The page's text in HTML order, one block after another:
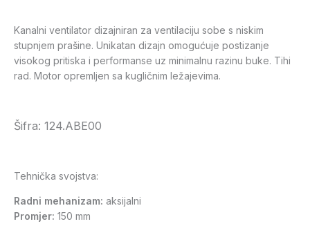
Kanalni ventilator dizajniran za ventilaciju sobe s niskim
stupnjem prašine. Unikatan dizajn omogućuje postizanje
visokog pritiska i performanse uz minimalnu razinu buke. Tihi
rad. Motor opremljen sa kugličnim ležajevima.
Šifra: 124.ABE00
Tehnička svojstva:
Radni mehanizam: aksijalni
Promjer: 150 mm